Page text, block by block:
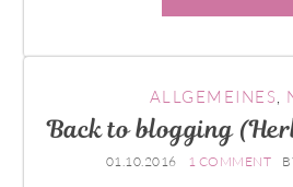
ALLGEMEINES
Back to blogging
01.10.2016 1 COMMENT